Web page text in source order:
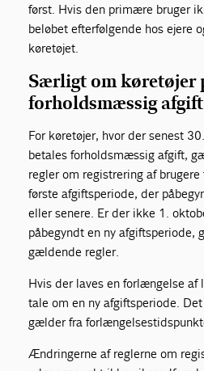
først. Hvis den primære bruger
beløbet efterfølgende hos ejere
køretøjet.
Særligt om køretøjer
forholdsmæssig afgift
For køretøjer, hvor der senest
betales forholdsmæssig afgift,
regler om registrering af
første afgiftsperiode, der
eller senere. Er der ikke 1.
påbegyndt en ny afgiftsperiode,
gældende regler.
Hvis der laves en forlængelse af
tale om en ny afgiftsperiode.
gælder fra
Ændringerne af reglerne om